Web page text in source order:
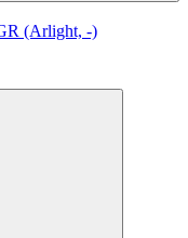
(Arlight, -)